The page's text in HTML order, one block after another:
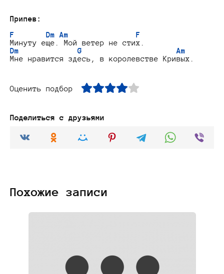
Припев:
F
Dm Am
F
Dm
G
Am
Оценить подбор
Поделиться с друзьями
Похожие записи